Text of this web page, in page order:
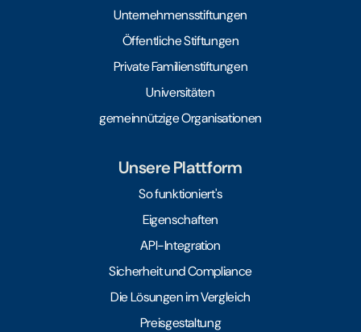
Unternehmensstiftungen
Öffentliche Stiftungen
Private Familienstiftungen
Universitäten
gemeinnützige Organisationen
Unsere Plattform
So funktioniert's
Eigenschaften
API-Integration
Sicherheit und Compliance
Die Lösungen im Vergleich
Preisgestaltung